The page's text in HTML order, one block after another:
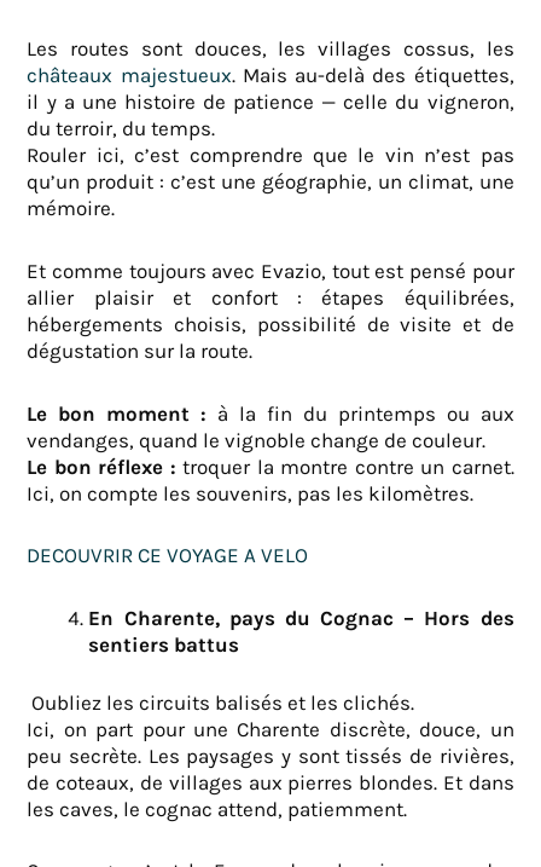
Les routes sont douces, les villages cossus, les
châteaux majestueux. Mais au-delà des étiquettes,
il y a une histoire de patience — celle du vigneron,
du terroir, du temps.
Rouler ici, c’est comprendre que le vin n’est pas
qu’un produit : c’est une géographie, un climat, une
mémoire.
Et comme toujours avec Evazio, tout est pensé pour
allier plaisir et confort : étapes équilibrées,
hébergements choisis, possibilité de visite et de
dégustation sur la route.
Le bon moment : à la fin du printemps ou aux
vendanges, quand le vignoble change de couleur.
Le bon réflexe : troquer la montre contre un carnet.
Ici, on compte les souvenirs, pas les kilomètres.
DECOUVRIR CE VOYAGE A VELO
En Charente, pays du Cognac – Hors des
sentiers battus
Oubliez les circuits balisés et les clichés.
Ici, on part pour une Charente discrète, douce, un
peu secrète. Les paysages y sont tissés de rivières,
de coteaux, de villages aux pierres blondes. Et dans
les caves, le cognac attend, patiemment.